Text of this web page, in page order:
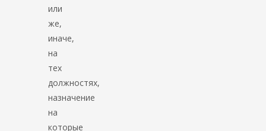
или
же,
иначе,
на
тех
должностях,
назначение
на
которые